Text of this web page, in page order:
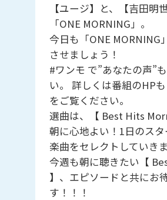
【ユージ】と、【吉田明
「ONE MORNING」。
今日も「ONE MORNING
させましょう！
#ワンモ で”あなたの声”
い。 詳しくは番組のHP
をご覧ください。
選曲は、【 Best Hits
朝に心地よい！1日のス
楽曲をセレクトしていきま
今週も朝に聴きたい【
】、エピソードと共にお
す！！！